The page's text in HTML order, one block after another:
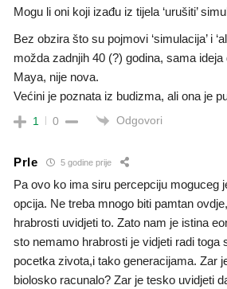
Mogu li oni koji izađu iz tijela ‘urušiti’
Bez obzira što su pojmovi ‘simulacija’ i
možda zadnjih 40 (?) godina, sama ideja
Maya, nije nova.
Većini je poznata iz budizma, ali ona je
1 0 Odgovori
Prle 5 godine prije
Pa ovo ko ima siru percepciju moguceg
opcija. Ne treba mnogo biti pamtan
hrabrosti uvidjeti to. Zato nam je istina
sto nemamo hrabrosti je vidjeti radi toga
pocetka zivota,i tako generacijama. Zar
biolosko racunalo? Zar je tesko uvidjeti